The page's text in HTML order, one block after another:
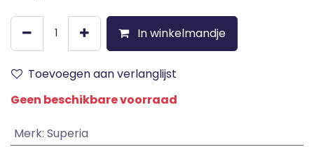
In winkelmandje
Toevoegen aan verlanglijst
Geen beschikbare voorraad
Merk: Superia